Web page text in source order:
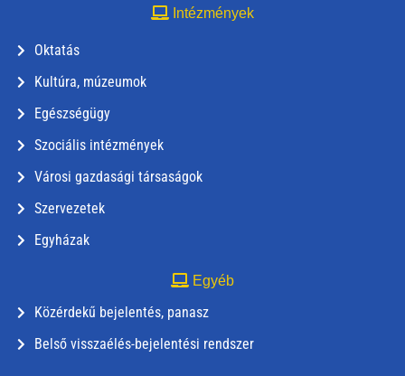
Intézmények
Oktatás
Kultúra, múzeumok
Egészségügy
Szociális intézmények
Városi gazdasági társaságok
Szervezetek
Egyházak
Egyéb
Közérdekű bejelentés, panasz
Belső visszaélés-bejelentési rendszer